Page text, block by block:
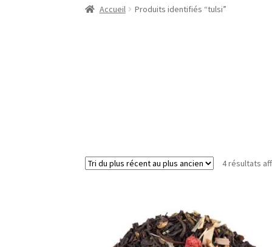
Accueil Produits identifiés “tulsi”
4 résultats